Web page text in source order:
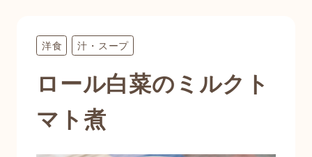
お知らせ一覧
洋食 汁・スープ
ロール白菜のミルクト
マト煮